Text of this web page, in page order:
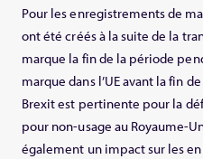
Pour les enregistrements de
ont été créés à la suite de la
marque la fin de la période
marque dans l’UE avant la fin
Brexit est pertinente pour la
pour non-usage au Royaume-
également un impact sur les